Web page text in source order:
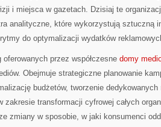
i miejsca w gazetach. Dzisiaj te
analityczne, które wykorzystują sztuczną
do optymalizacji wydatków
oferowanych przez współczesne domy
Obejmuje strategiczne planowanie
budżetów, tworzenie
zakresie transformacji cyfrowej całych
zmiany w sposobie, w jaki konsumenci